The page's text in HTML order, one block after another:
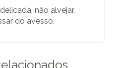
não alvejar,
do avesso.